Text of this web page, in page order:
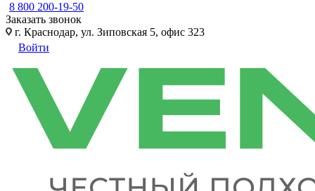
8 800 200-19-50
Заказать звонок
г. Краснодар, ул. Зиповская 5, офис 323
Войти